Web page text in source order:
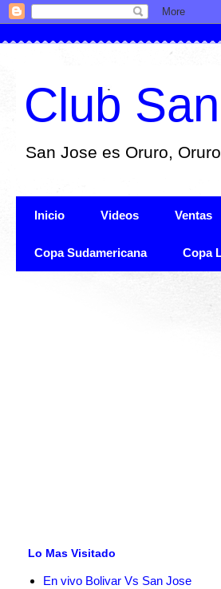
Club
San Jose es Oruro,
Inicio Videos Ventas
Copa Sudamericana Copa
Lo Mas Visitado
En vivo Bolivar Vs San Jose